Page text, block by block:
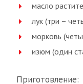
масло
лук (три –
морковь
изюм (один
Приготовление: